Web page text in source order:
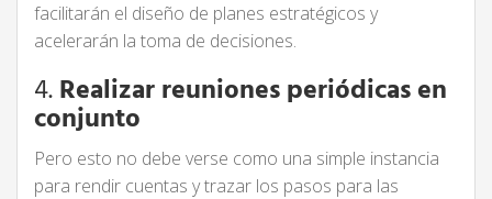
facilitarán el diseño de planes estratégicos y
acelerarán la toma de decisiones.
4.Realizar reuniones periódicas en
conjunto
Pero esto no debe verse como una simple instancia
para rendir cuentas y trazar los pasos para las